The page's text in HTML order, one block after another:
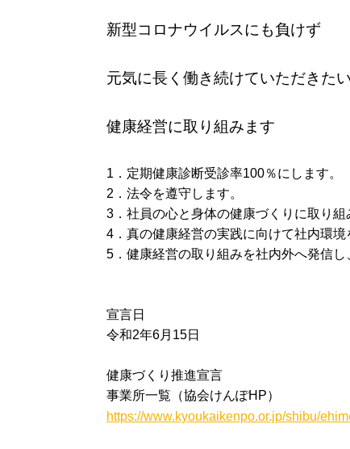
新型コロナウイルスにも負けず
元気に長く働き続けていただきた
健康経営に取り組みます
1．定期健康診断受診率100％にします。
2．法令を遵守します。
3．社員の心と身体の健康づくりに取り組
4．真の健康経営の実践に向けて社内環境
5．健康経営の取り組みを社内外へ発信し
宣言日
令和2年6月15日
健康づくり推進宣言
事業所一覧（協会けんぽHP）
https://www.kyoukaikenpo.or.jp/shibu/